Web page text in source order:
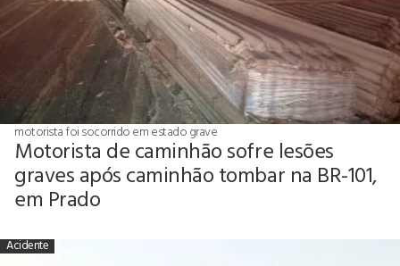
motorista foi socorrido em estado grave
Motorista de caminhão sofre lesões
graves após caminhão tombar na BR-101,
em Prado
Acidente